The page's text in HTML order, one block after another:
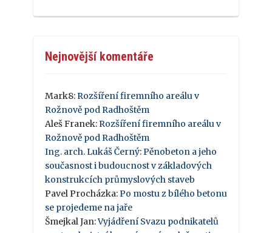
Nejnovější komentáře
Mark8: Rozšíření firemního areálu v
Rožnově pod Radhoštěm
Aleš Franek: Rozšíření firemního areálu v
Rožnově pod Radhoštěm
Ing. arch. Lukáš Černý: Pěnobeton a jeho
současnost i budoucnost v základových
konstrukcích průmyslových staveb
Pavel Procházka: Po mostu z bílého betonu
se projedeme na jaře
Šmejkal Jan:Vyjádření Svazu podnikatelů